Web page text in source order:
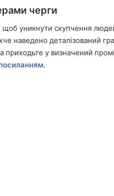
черги
щоб уникнути скупчення
наведено деталізований
приходьте у визначений
.